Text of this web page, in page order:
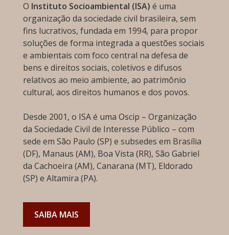
O Instituto Socioambiental (ISA) é uma
organização da sociedade civil brasileira, sem
fins lucrativos, fundada em 1994, para propor
soluções de forma integrada a questões sociais
e ambientais com foco central na defesa de
bens e direitos sociais, coletivos e difusos
relativos ao meio ambiente, ao patrimônio
cultural, aos direitos humanos e dos povos.
Desde 2001, o ISA é uma Oscip – Organização
da Sociedade Civil de Interesse Público – com
sede em São Paulo (SP) e subsedes em Brasília
(DF), Manaus (AM), Boa Vista (RR), São Gabriel
da Cachoeira (AM), Canarana (MT), Eldorado
(SP) e Altamira (PA).
SAIBA MAIS